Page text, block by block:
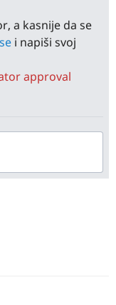
a kasnije da se
i napiši svoj
approval